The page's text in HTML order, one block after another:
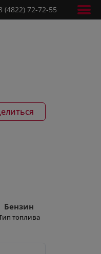
(4822) 72-72-55
Бензин
топлива